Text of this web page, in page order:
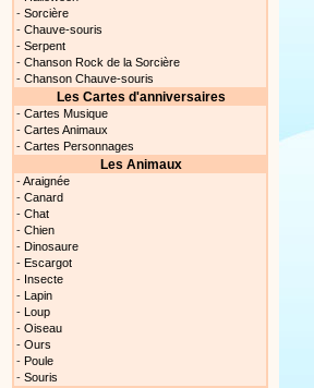
- Sorcière
- Chauve-souris
- Serpent
- Chanson Rock de la Sorcière
- Chanson Chauve-souris
Les Cartes d'anniversaires
- Cartes Musique
- Cartes Animaux
- Cartes Personnages
Les Animaux
-Araignée
- Canard
- Chat
- Chien
- Dinosaure
- Escargot
- Insecte
- Lapin
- Loup
- Oiseau
- Ours
- Poule
- Souris